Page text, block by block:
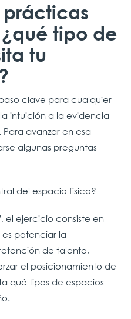
prácticas
tipo de
tu
clave para cualquier
intuición a la evidencia
avanzar en esa
algunas preguntas
del espacio físico?
el ejercicio consiste en
potenciar la
de talento,
el posicionamiento de
qué tipos de espacios